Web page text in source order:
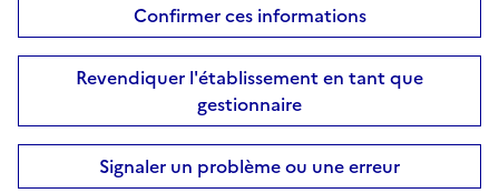
Confirmer ces informations
Revendiquer l'établissement en tant que
gestionnaire
Signaler un problème ou une erreur